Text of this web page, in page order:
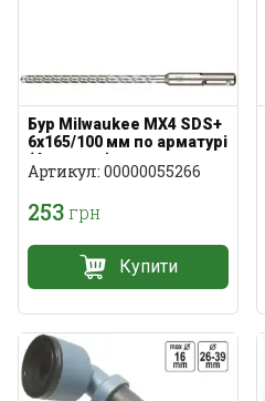
Бур Milwaukee MX4 SDS+
6x165/100 мм по арматурі
(4 кромки)
Артикул: 00000055266
253грн
Купити